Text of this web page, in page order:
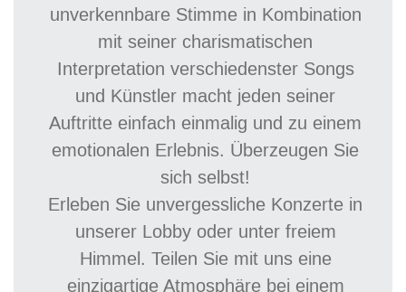
unverkennbare Stimme in Kombination
mit seiner charismatischen
Interpretation verschiedenster Songs
und Künstler macht jeden seiner
Auftritte einfach einmalig und zu einem
emotionalen Erlebnis. Überzeugen Sie
sich selbst!
Erleben Sie unvergessliche Konzerte in
unserer Lobby oder unter freiem
Himmel. Teilen Sie mit uns eine
einzigartige Atmosphäre bei einem